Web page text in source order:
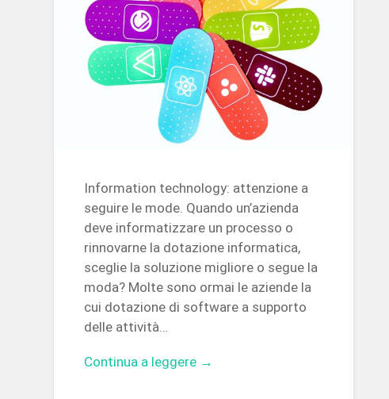
Information technology: attenzione a
seguire le mode. Quando un’azienda
deve informatizzare un processo o
rinnovarne la dotazione informatica,
sceglie la soluzione migliore o segue la
moda? Molte sono ormai le aziende la
cui dotazione di software a supporto
delle attività…
Continua a leggere →